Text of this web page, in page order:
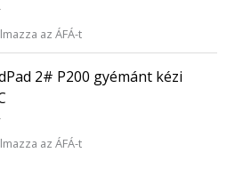
az ÁFÁ-t
2# P200 gyémánt kézi
az ÁFÁ-t